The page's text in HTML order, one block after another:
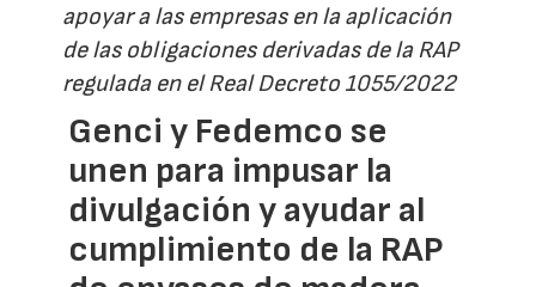
apoyar a las empresas en la aplicación
de las obligaciones derivadas de la RAP
regulada en el Real Decreto 1055/2022
Genci y Fedemco se
unen para impusar la
divulgación y ayudar al
cumplimiento de la RAP